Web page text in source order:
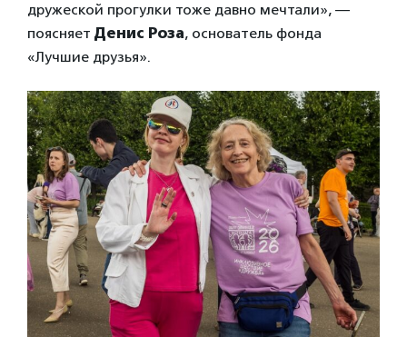
дружеской прогулки тоже давно мечтали», —
поясняет Денис Роза, основатель фонда
«Лучшие друзья».